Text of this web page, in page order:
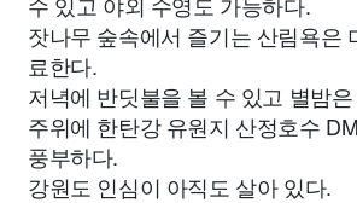
잣나무 숲속에서 즐기는 산림욕은
료한다.
저녁에 반딧불을 볼 수 있고 별밤
주위에 한탄강 유원지 산정호수
풍부하다.
강원도 인심이 아직도 살아 있다.